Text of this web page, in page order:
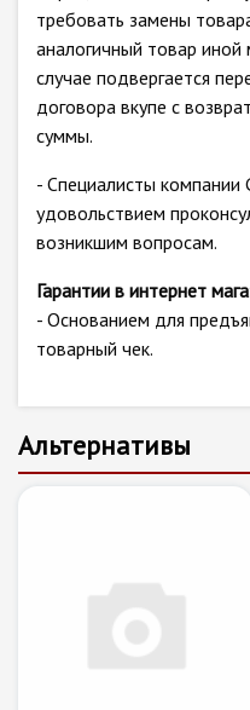
требовать замены
аналогичный товар
случае подвергается
договора вкупе с
суммы.
- Специалисты компании
удовольствием
возникшим вопросам.
Гарантии в интернет
- Основанием для
товарный чек.
Альтернативы